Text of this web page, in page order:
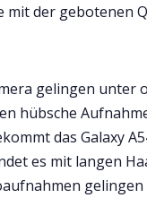
mit der gebotenen
gelingen unter
hübsche
das Galaxy
es mit langen
gelingen